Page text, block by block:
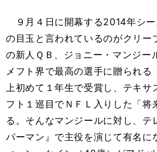
９月４日に開幕する2014年シ
の目玉と言われているのがクリー
の新人ＱＢ、ジョニー・マンジー
メフト界で最高の選手に贈られる
上初めて１年生で受賞し、テキサ
フト１巡目でＮＦＬ入りした「将
る。そんなマンジールに対し、テ
パーマン』で主役を演じて有名に